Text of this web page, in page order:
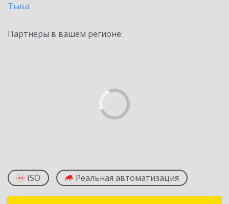
Тыва
Партнеры в вашем регионе:
ISO Реальная автоматизация